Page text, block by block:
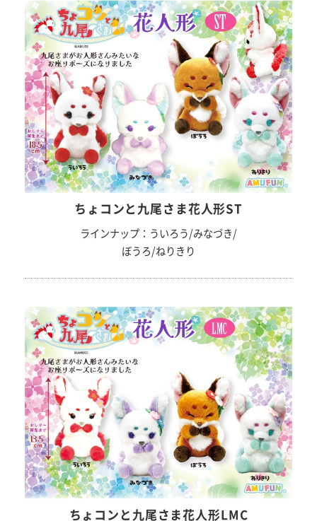
ちょコンと九尾さま花人形ST
ラインナップ：ういろう/みなづき/
ぼうろ/ねりきり
ちょコンと九尾さま花人形LMC